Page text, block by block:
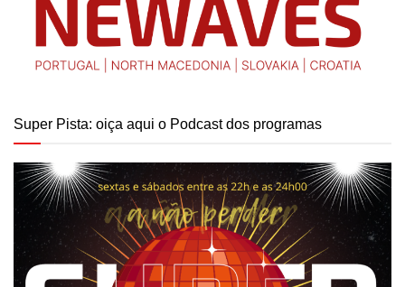
Super Pista: oiça aqui o Podcast dos programas